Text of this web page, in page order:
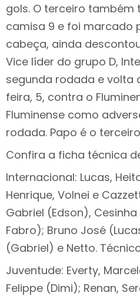
gols. O terceiro
camisa 9 e foi marcado
cabeça, ainda
Vice líder do grupo D,
segunda rodada e volta
feira, 5, contra o
Fluminense como
rodada. Papo é o
Confira a ficha técnica
Internacional: Lucas,
Henrique, Volnei e
Gabriel (Edson),
Fabro); Bruno José
(Gabriel) e Netto.
Juventude: Everty,
Felippe (Dimi); Renan,